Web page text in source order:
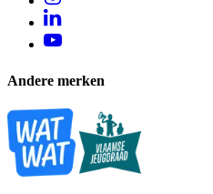
Andere merken